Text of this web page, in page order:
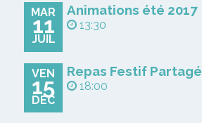
MAR
11
JUIL
Animations été 2017
13:30
VEN
15
DÉC
Repas Festif Partagé
18:00